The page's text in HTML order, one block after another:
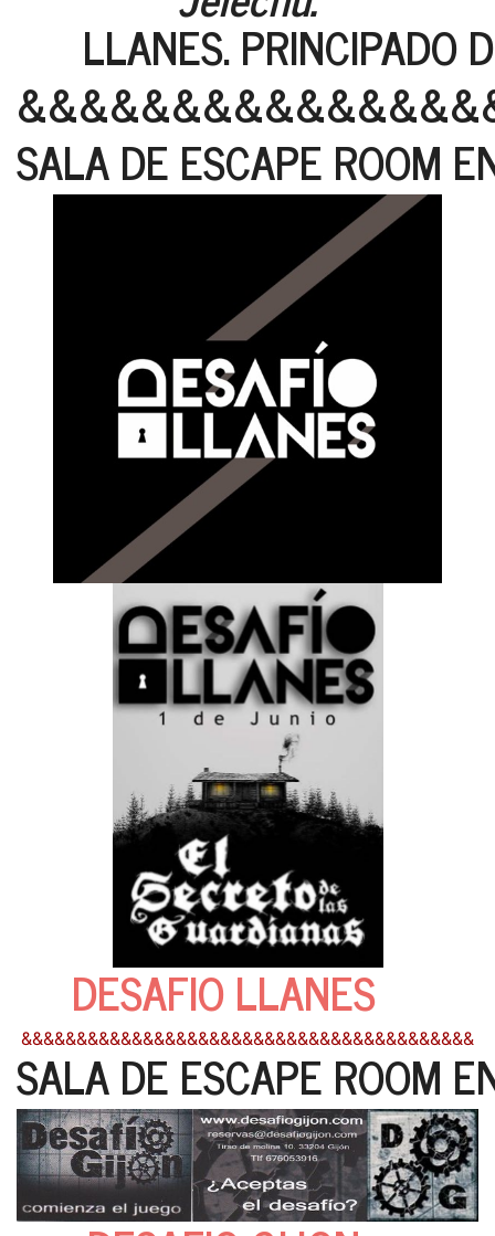
LLANES. PRINCIPADO
SALA DE ESCAPE ROOM
DESAFIO LLANES
&&&&&&&&&&&&&&&&&&&&&&&&&&&&&&&&&&&&&&&&&
SALA DE ESCAPE ROOM